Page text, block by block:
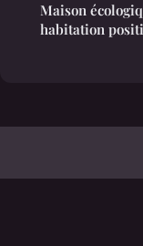
Maison
habitation
The Trendy